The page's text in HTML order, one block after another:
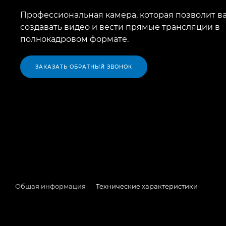
Профессиональная камера, которая позволит
создавать видео и вести прямые трансляции в
полнокадровом формате.
ЗАКАЗАТЬ ОБРАТНЫЙ ЗВОНОК
Общая информация Технические характеристики